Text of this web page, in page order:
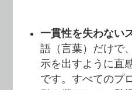
一貫性を失わない
語（言葉）だけで
示を出すように直
です。すべてのプ